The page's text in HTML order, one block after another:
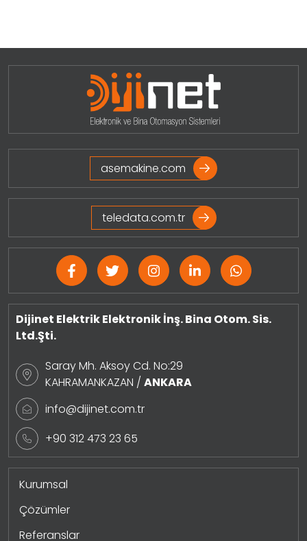
asemakine.com
teledata.com.tr
Dijinet Elektrik Elektronik İnş. Bina Otom. Sis.
Ltd.Şti.
Saray Mh. Aksoy Cd. No:29
KAHRAMANKAZAN / ANKARA
info@dijinet.com.tr
+90 312 473 23 65
Kurumsal
Çözümler
Referanslar